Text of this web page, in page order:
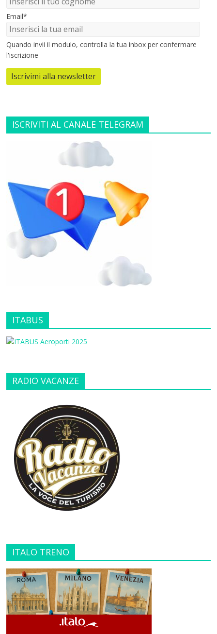
Email*
Quando invii il modulo, controlla la tua inbox per confermare
l'iscrizione
Iscrivimi alla newsletter
ISCRIVITI AL CANALE TELEGRAM
ITABUS
RADIO VACANZE
ITALO TRENO